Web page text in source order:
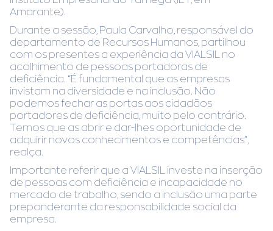
Amarante).
Durante a sessão, Paula Carvalho, responsável do
departamento de Recursos Humanos, partilhou
com os presentes a experiência da VIALSIL no
acolhimento de pessoas portadoras de
deficiência. “É fundamental que as empresas
invistam na diversidade e na inclusão. Não
podemos fechar as portas aos cidadãos
portadores de deficiência, muito pelo contrário.
Temos que as abrir e dar-lhes oportunidade de
adquirir novos conhecimentos e competências”,
realça.
Importante referir que a VIALSIL investe na inserção
de pessoas com deficiência e incapacidade no
mercado de trabalho, sendo a inclusão uma parte
preponderante da responsabilidade social da
empresa.